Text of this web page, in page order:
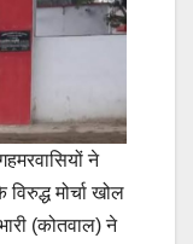
ने
मोर्चा खोल
(कोतवाल) ने